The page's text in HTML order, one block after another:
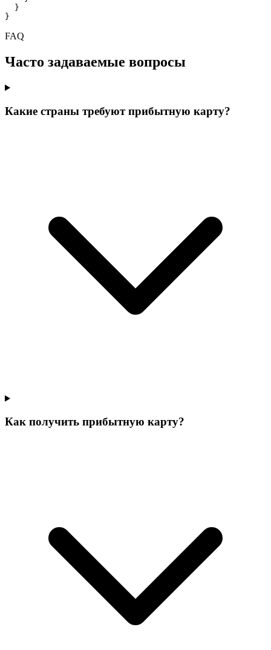
}
}
FAQ
Часто задаваемые вопросы
Какие страны требуют прибытную карту?
Как получить прибытную карту?